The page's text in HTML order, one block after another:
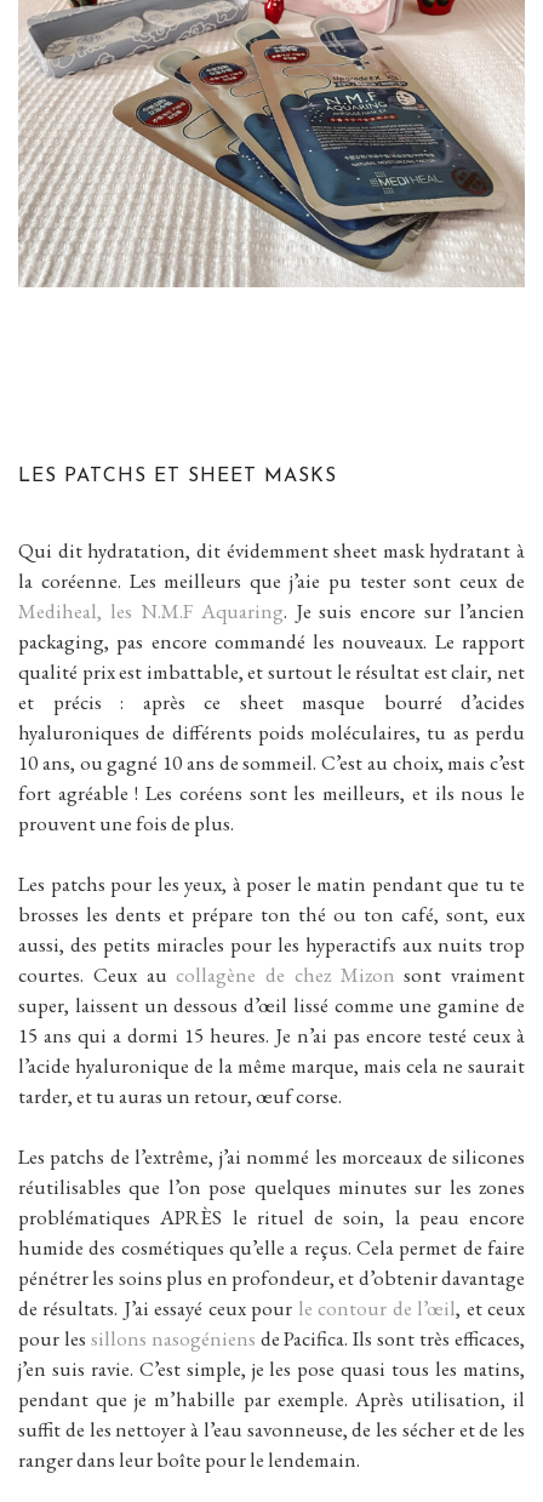
LES PATCHS ET SHEET MASKS
Qui dit hydratation, dit évidemment sheet mask hydratant à
la coréenne. Les meilleurs que j’aie pu tester sont ceux de
Mediheal, les N.M.F Aquaring. Je suis encore sur l’ancien
packaging, pas encore commandé les nouveaux. Le rapport
qualité prix est imbattable, et surtout le résultat est clair, net
et précis : après ce sheet masque bourré d’acides
hyaluroniques de différents poids moléculaires, tu as perdu
10 ans, ou gagné 10 ans de sommeil. C’est au choix, mais c’est
fort agréable ! Les coréens sont les meilleurs, et ils nous le
prouvent une fois de plus.
Les patchs pour les yeux, à poser le matin pendant que tu te
brosses les dents et prépare ton thé ou ton café, sont, eux
aussi, des petits miracles pour les hyperactifs aux nuits trop
courtes. Ceux aucollagène de chez Mizon sont vraiment
super, laissent un dessous d’œil lissé comme une gamine de
15 ans qui a dormi 15 heures. Je n’ai pas encore testé ceux à
l’acide hyaluronique de la même marque, mais cela ne saurait
tarder, et tu auras un retour, œuf corse.
Les patchs de l’extrême, j’ai nommé les morceaux de silicones
réutilisables que l’on pose quelques minutes sur les zones
problématiques APRÈS le rituel de soin, la peau encore
humide des cosmétiques qu’elle a reçus. Cela permet de faire
pénétrer les soins plus en profondeur, et d’obtenir davantage
de résultats. J’ai essayé ceux pour le contour de l’œil, et ceux
pour les sillons nasogéniens de Pacifica. Ils sont très efficaces,
j’en suis ravie. C’est simple, je les pose quasi tous les matins,
pendant que je m’habille par exemple. Après utilisation, il
suffit de les nettoyer à l’eau savonneuse, de les sécher et de les
ranger dans leur boîte pour le lendemain.